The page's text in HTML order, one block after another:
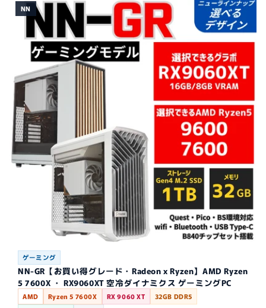
NN
ゲーミング
NN-GR【お買い得グレード・Radeon x Ryzen】AMD Ryzen
5 7600X ・ RX9060XT 空冷ダイナミクス ゲーミングPC
AMD Ryzen 5 7600X RX 9060 XT
32GB DDR5